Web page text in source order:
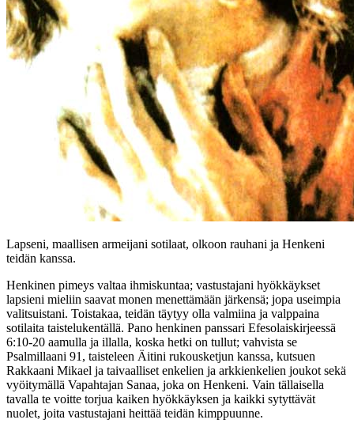
Lapseni, maallisen armeijani sotilaat, olkoon rauhani ja Henkeni
teidän kanssa.
Henkinen pimeys valtaa ihmiskuntaa; vastustajani hyökkäykset
lapsieni mieliin saavat monen menettämään järkensä; jopa useimpia
valitsuistani. Toistakaa, teidän täytyy olla valmiina ja valppaina
sotilaita taistelukentällä. Pano henkinen panssari Efesolaiskirjeessä
6:10-20 aamulla ja illalla, koska hetki on tullut; vahvista se
Psalmillaani 91, taisteleen Äitini rukousketjun kanssa, kutsuen
Rakkaani Mikael ja taivaalliset enkelien ja arkkienkelien joukot sekä
vyöitymällä Vapahtajan Sanaa, joka on Henkeni. Vain tällaisella
tavalla te voitte torjua kaiken hyökkäyksen ja kaikki sytyttävät
nuolet, joita vastustajani heittää teidän kimppuunne.